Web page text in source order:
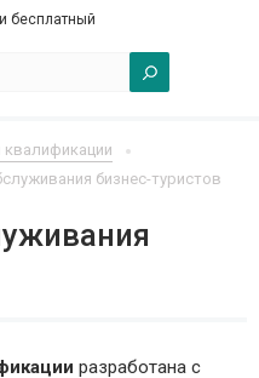
бесплатный
бизнес-туристов
разработана с